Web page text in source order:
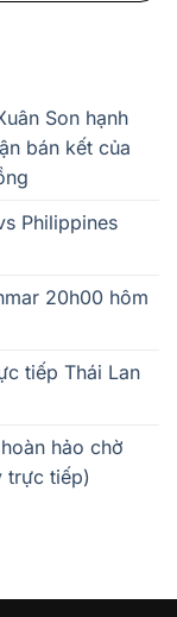
Son hạnh
bán kết của
Philippines
20h00 hôm
tiếp Thái Lan
hảo chờ
trực tiếp)